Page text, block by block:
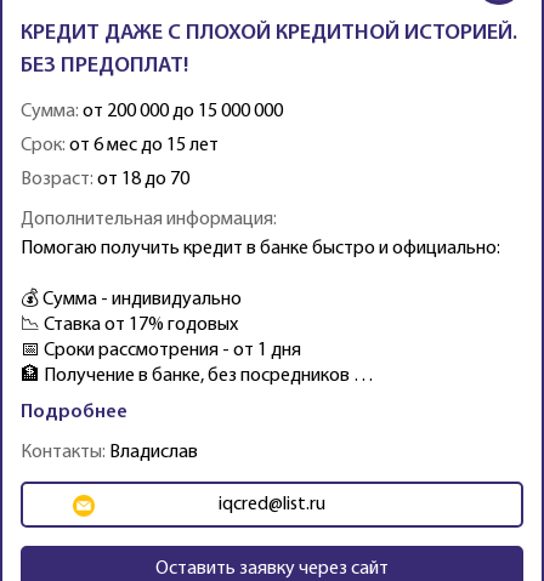
КРЕДИТ ДАЖЕ С ПЛОХОЙ КРЕДИТНОЙ ИСТОРИЕЙ.
БЕЗ ПРЕДОПЛАТ!
Сумма: от 200 000 до 15 000 000
Срок: от 6 мес до 15 лет
Возраст: от 18 до 70
Дополнительная информация:
Помогаю получить кредит в банке быстро и официально:
💰 Сумма - индивидуально
📉 Ставка от 17% годовых
📅 Сроки рассмотрения - от 1 дня
🏦 Получение в банке, без посредников …
Подробнее
Контакты: Владислав
iqcred@list.ru
Оставить заявку через сайт